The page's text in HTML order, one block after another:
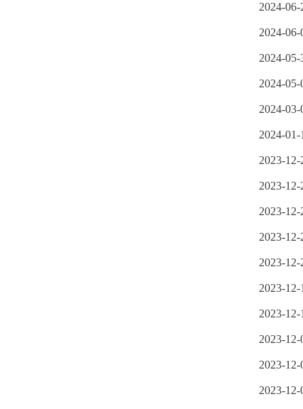
2024-06-
2024-06-
2024-05-
2024-05-
2024-03-
2024-01-
2023-12-
2023-12-
2023-12-
2023-12-
2023-12-
2023-12-
2023-12-
2023-12-
2023-12-
2023-12-